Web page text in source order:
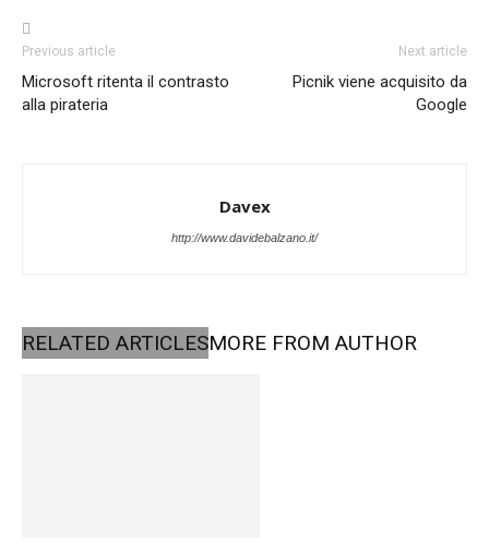
Previous article
Microsoft ritenta il contrasto
alla pirateria
Next article
Picnik viene acquisito da
Google
Davex
http://www.davidebalzano.it/
RELATED ARTICLESMORE FROM AUTHOR